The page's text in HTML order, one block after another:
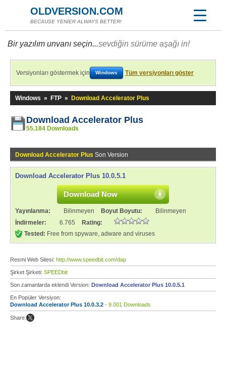
OLDVERSION.COM
BECAUSE YENİER ALWAYS BETTER!
Bir yazılım unvanı seçin...sevdiğin sürüme aşağı in!
Versiyonları göstermek için Windows Tüm versiyonları göster
Windows » FTP » Download Accelerator Plus
Download Accelerator Plus
55.184 Downloads
Download Accelerator Plus Son Version
Download Accelerator Plus 10.0.5.1
Download Now
Yayınlanma: Bilinmeyen Boyut Boyutu:
Bilinmeyen
İndirmeler:
6.765
Rating:
Tested: Free from spyware, adware and viruses
Resmi Web Sitesi: http://www.speedbit.com/dap
Şirket Şirketi: SPEEDbit
Son zamanlarda eklendi Version: Download Accelerator Plus 10.0.5.1
En Popüler Versiyon:
Download Accelerator Plus 10.0.3.2 - 9.001 Downloads
Share: